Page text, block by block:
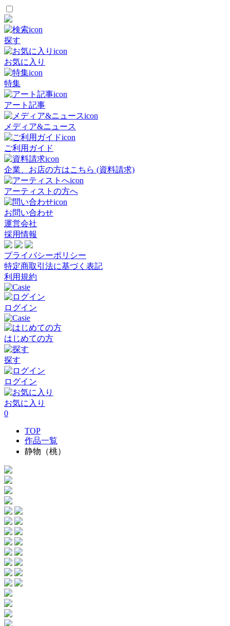
探す
お気に入り
特集
アート記事
メディア&ニュース
ご利用ガイド
企業、お店の方はこちら (資料請求)
アーティストの方へ
お問い合わせ
運営会社
採用情報
プライバシーポリシー
特定商取引法に基づく表記
利用規約
ログイン
はじめての方
探す
ログイン
お気に入り
0
TOP
作品一覧
静物（桃）